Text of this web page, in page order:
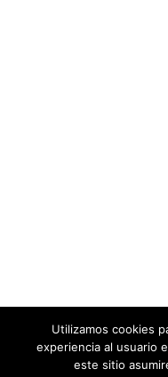
Utilizamos cookies
experiencia al usuario
este sitio